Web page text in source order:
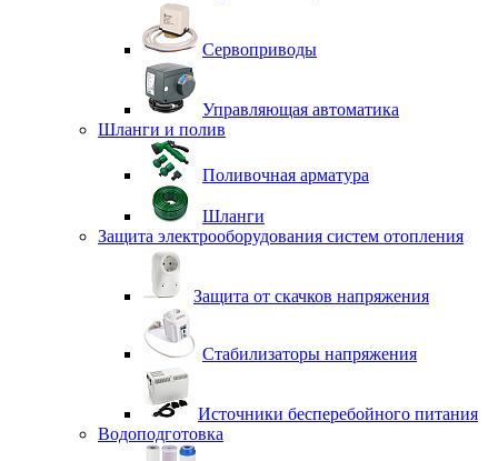
Сервоприводы
Управляющая автоматика
Шланги и полив
Поливочная арматура
Шланги
Защита электрооборудования систем отопления
Защита от скачков напряжения
Стабилизаторы напряжения
Источники бесперебойного питания
Водоподготовка